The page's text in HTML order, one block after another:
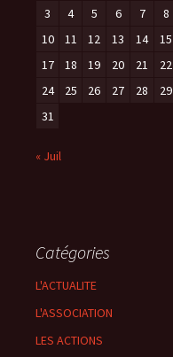
3
4 5 6 7 8
10
11 12 13 14 15
17
18 19 20 21 22
24
25 26 27 28 29
31
« Juil
Catégories
L'ACTUALITE
L'ASSOCIATION
LES ACTIONS